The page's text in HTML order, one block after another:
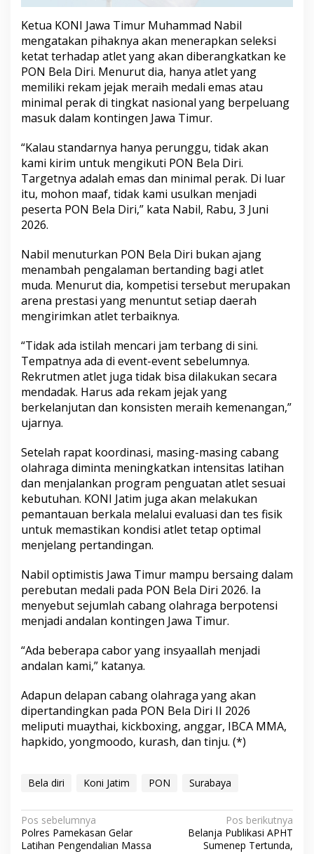
Ketua KONI Jawa Timur Muhammad Nabil
mengatakan pihaknya akan menerapkan seleksi
ketat terhadap atlet yang akan diberangkatkan ke
PON Bela Diri. Menurut dia, hanya atlet yang
memiliki rekam jejak meraih medali emas atau
minimal perak di tingkat nasional yang berpeluang
masuk dalam kontingen Jawa Timur.
“Kalau standarnya hanya perunggu, tidak akan
kami kirim untuk mengikuti PON Bela Diri.
Targetnya adalah emas dan minimal perak. Di luar
itu, mohon maaf, tidak kami usulkan menjadi
peserta PON Bela Diri,” kata Nabil, Rabu, 3 Juni
2026.
Nabil menuturkan PON Bela Diri bukan ajang
menambah pengalaman bertanding bagi atlet
muda. Menurut dia, kompetisi tersebut merupakan
arena prestasi yang menuntut setiap daerah
mengirimkan atlet terbaiknya.
“Tidak ada istilah mencari jam terbang di sini.
Tempatnya ada di event-event sebelumnya.
Rekrutmen atlet juga tidak bisa dilakukan secara
mendadak. Harus ada rekam jejak yang
berkelanjutan dan konsisten meraih kemenangan,”
ujarnya.
Setelah rapat koordinasi, masing-masing cabang
olahraga diminta meningkatkan intensitas latihan
dan menjalankan program penguatan atlet sesuai
kebutuhan. KONI Jatim juga akan melakukan
pemantauan berkala melalui evaluasi dan tes fisik
untuk memastikan kondisi atlet tetap optimal
menjelang pertandingan.
Nabil optimistis Jawa Timur mampu bersaing dalam
perebutan medali pada PON Bela Diri 2026. Ia
menyebut sejumlah cabang olahraga berpotensi
menjadi andalan kontingen Jawa Timur.
“Ada beberapa cabor yang insyaallah menjadi
andalan kami,” katanya.
Adapun delapan cabang olahraga yang akan
dipertandingkan pada PON Bela Diri II 2026
meliputi muaythai, kickboxing, anggar, IBCA MMA,
hapkido, yongmoodo, kurash, dan tinju. (*)
Bela diri Koni Jatim PON Surabaya
N
a
Pos sebelumnya
Polres Pamekasan Gelar
Latihan Pengendalian Massa
Pos berikutnya
Belanja Publikasi APHT
Sumenep Tertunda,